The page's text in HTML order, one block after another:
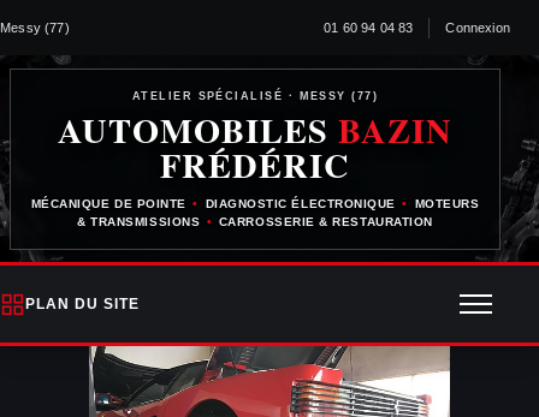
Messy (77) 01 60 94 04 83 Connexion
ATELIER SPÉCIALISÉ · MESSY (77)
AUTOMOBILES BAZIN
FRÉDÉRIC
MÉCANIQUE DE POINTE • DIAGNOSTIC ÉLECTRONIQUE •
MOTEURS
& TRANSMISSIONS • CARROSSERIE & RESTAURATION
PLAN DU SITE